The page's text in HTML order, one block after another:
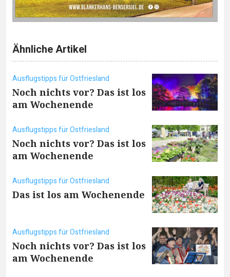
Ähnliche Artikel
Ausflugstipps für Ostfriesland
Noch nichts vor? Das ist los
am Wochenende
Ausflugstipps für Ostfriesland
Noch nichts vor? Das ist los
am Wochenende
Ausflugstipps für Ostfriesland
Das ist los am Wochenende
Ausflugstipps für Ostfriesland
Noch nichts vor? Das ist los
am Wochenende